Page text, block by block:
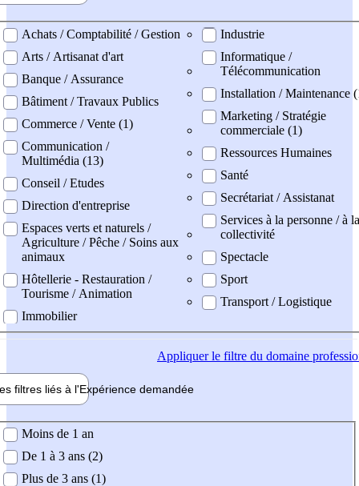
professionel
Achats / Comptabilité / Gestion
Arts / Artisanat d'art
Banque / Assurance
Bâtiment / Travaux Publics
Commerce / Vente (1)
Communication /
Multimédia (13)
Conseil / Etudes
Direction d'entreprise
Espaces verts et naturels /
Agriculture / Pêche / Soins aux
animaux
Hôtellerie - Restauration /
Tourisme / Animation
Immobilier
Industrie
Informatique /
Télécommunication
Installation / Maintenance
Marketing / Stratégie
commerciale (1)
Ressources Humaines
Santé
Secrétariat / Assistanat
Services à la personne / à la
collectivité
Spectacle
Sport
Transport / Logistique
Appliquerle filtre du domaine
filtres liés à l'Expérience demandée
demandée
Moins de 1 an
De 1 à 3 ans (2)
Plus de 3 ans (1)